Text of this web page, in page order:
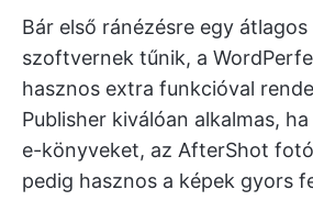
Bár első ránézésre egy átlagos
szoftvernek tűnik, a
hasznos extra funkcióval
Publisher kiválóan alkalmas,
e-könyveket, az AfterShot
pedig hasznos a képek gyors